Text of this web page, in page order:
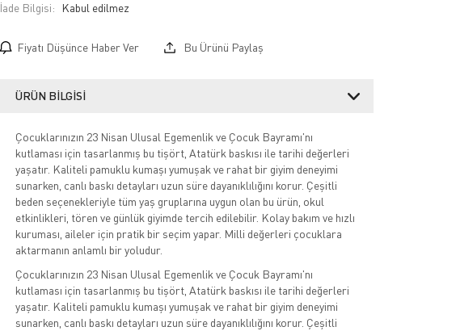
İade Bilgisi:
Fiyatı Düşünce Haber Ver Bu Ürünü Paylaş
ÜRÜN BILGISI
Çocuklarınızın 23 Nisan Ulusal Egemenlik ve Çocuk Bayramı'nı
kutlaması için tasarlanmış bu tişört, Atatürk baskısı ile tarihi değerleri
yaşatır. Kaliteli pamuklu kumaşı yumuşak ve rahat bir giyim deneyimi
sunarken, canlı baskı detayları uzun süre dayanıklılığını korur. Çeşitli
beden seçenekleriyle tüm yaş gruplarına uygun olan bu ürün, okul
etkinlikleri, tören ve günlük giyimde tercih edilebilir. Kolay bakım ve hızlı
kuruması, aileler için pratik bir seçim yapar. Milli değerleri çocuklara
aktarmanın anlamlı bir yoludur.
Çocuklarınızın 23 Nisan Ulusal Egemenlik ve Çocuk Bayramı'nı
kutlaması için tasarlanmış bu tişört, Atatürk baskısı ile tarihi değerleri
yaşatır. Kaliteli pamuklu kumaşı yumuşak ve rahat bir giyim deneyimi
sunarken, canlı baskı detayları uzun süre dayanıklılığını korur. Çeşitli